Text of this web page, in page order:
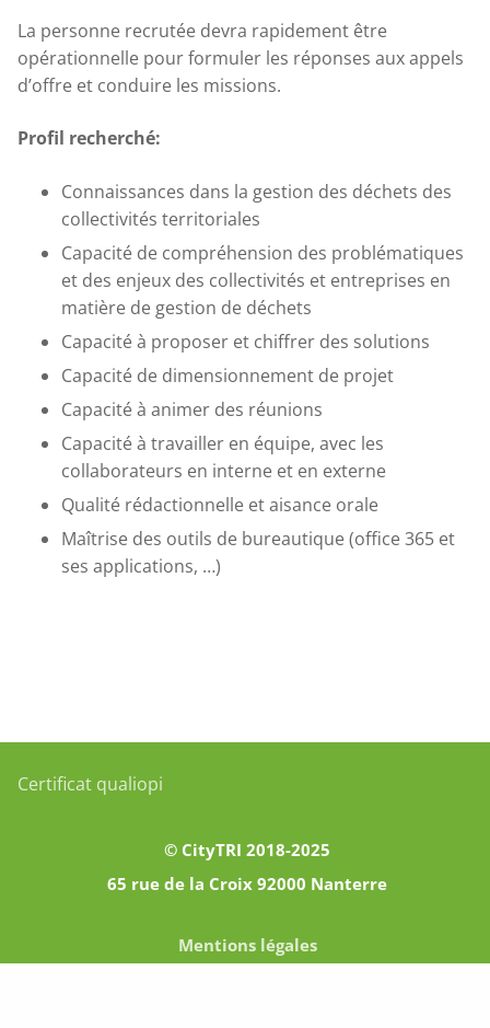
La personne recrutée devra rapidement être
opérationnelle pour formuler les réponses aux appels
d’offre et conduire les missions.
Profil recherché:
Connaissances dans la gestion des déchets des
collectivités territoriales
Capacité de compréhension des problématiques
et des enjeux des collectivités et entreprises en
matière de gestion de déchets
Capacité à proposer et chiffrer des solutions
Capacité de dimensionnement de projet
Capacité à animer des réunions
Capacité à travailler en équipe, avec les
collaborateurs en interne et en externe
Qualité rédactionnelle et aisance orale
Maîtrise des outils de bureautique (office 365 et
ses applications, …)
Certificat qualiopi
© CityTRI 2018-2025
65 rue de la Croix 92000 Nanterre
Mentions légales